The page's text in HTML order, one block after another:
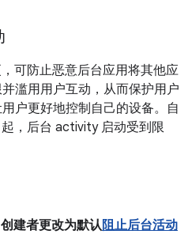
可防止恶意后台应用将其他应
滥用用户互动，从而保护用户
户更好地控制自己的设备。自
，后台 activity 启动受到限
创建者更改为默认阻止后台活动